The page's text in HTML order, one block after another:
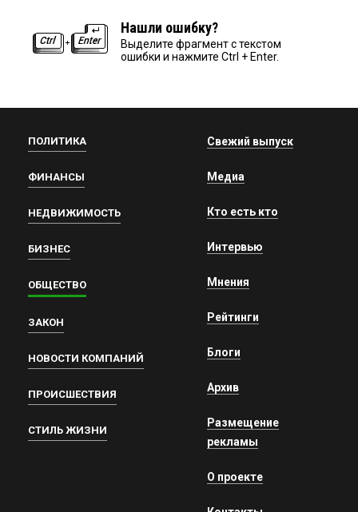
Нашли ошибку?
Выделите фрагмент с текстом
ошибки и нажмите Ctrl + Enter.
ПОЛИТИКА
ФИНАНСЫ
НЕДВИЖИМОСТЬ
БИЗНЕС
ОБЩЕСТВО
ЗАКОН
НОВОСТИ КОМПАНИЙ
ПРОИСШЕСТВИЯ
СТИЛЬ ЖИЗНИ
Свежий выпуск
Медиа
Кто есть кто
Интервью
Мнения
Рейтинги
Блоги
Архив
Размещение
рекламы
О проекте